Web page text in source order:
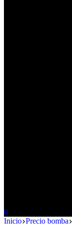
0
Inicio Precio bomba